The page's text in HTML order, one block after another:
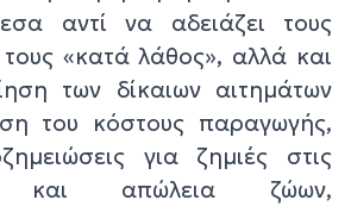
αντί να αδειάζει τους
«κατά λάθος», αλλά και
των δίκαιων αιτημάτων
του κόστους παραγωγής,
για ζημιές στις
και απώλεια ζώων,